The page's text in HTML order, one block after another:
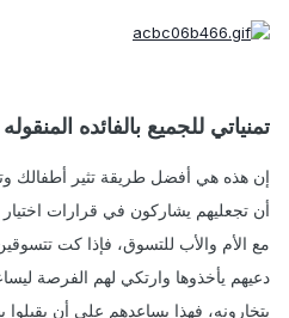
تمنياتي للجميع بالفائده المنقوله
إن هذه هي أفضل طريقة تثير أطفالك
أن تجعليهم يشاركون في قرارات اختيار
مع الأم والأب للتسوق، فإذا كت
دعيهم يأخذوها وارتكي لهم الفرصة
يتخارونه، فهذا يساعدهم على أن يقبلوا